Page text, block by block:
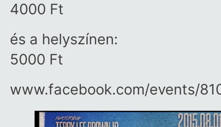
4000 Ft
és a helyszínen:
5000 Ft
www.facebook.com/​events/​